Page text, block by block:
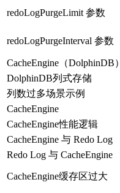
redoLogPurgeLimit 参数
redoLogPurgeInterval 参数
CacheEngine（DolphinDB）
DolphinDB列式存储
列数过多场景示例
CacheEngine
CacheEngine性能逻辑
CacheEngine 与 Redo Log
Redo Log 与 CacheEngine
CacheEngine缓存区过大